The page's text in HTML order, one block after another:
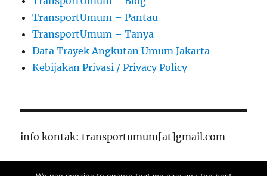
TransportUmum – Pantau
TransportUmum – Tanya
Data Trayek Angkutan Umum Jakarta
Kebijakan Privasi / Privacy Policy
info kontak: transportumum[at]gmail.com